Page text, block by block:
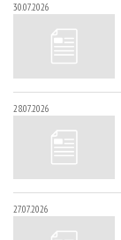
30.07.2026
28.07.2026
27.07.2026